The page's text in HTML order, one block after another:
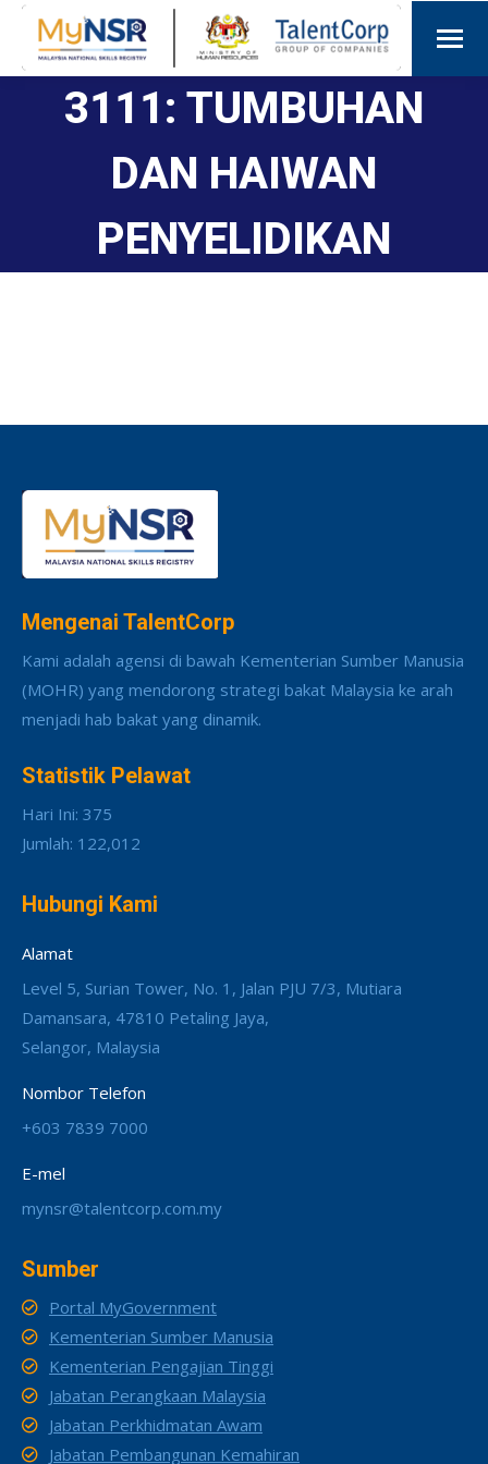
3111: TUMBUHAN
DAN HAIWAN
PENYELIDIKAN
Mengenai TalentCorp
Kami adalah agensi di bawah Kementerian Sumber Manusia
(MOHR) yang mendorong strategi bakat Malaysia ke arah
menjadi hab bakat yang dinamik.
Statistik Pelawat
Hari Ini: 375
Jumlah: 122,012
Hubungi Kami
Alamat
Level 5, Surian Tower, No. 1, Jalan PJU 7/3, Mutiara
Damansara, 47810 Petaling Jaya,
Selangor, Malaysia
Nombor Telefon
+603 7839 7000
E-mel
mynsr@talentcorp.com.my
Sumber
Portal MyGovernment
Kementerian Sumber Manusia
Kementerian Pengajian Tinggi
Jabatan Perangkaan Malaysia
Jabatan Perkhidmatan Awam
Jabatan Pembangunan Kemahiran